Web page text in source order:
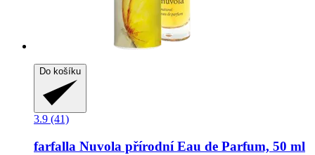
Do košíku
3.9 (41)
farfalla Nuvola přírodní Eau de Parfum, 50 ml